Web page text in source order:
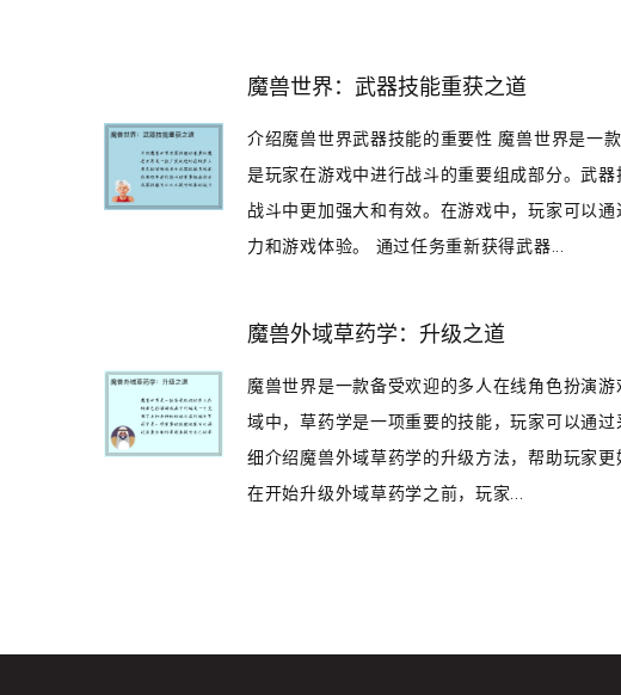
魔兽世界：武器技能重获之道
介绍魔兽世界武器技能的重要性 魔兽世界是一
是玩家在游戏中进行战斗的重要组成部分。武
战斗中更加强大和有效。在游戏中，玩家可以
力和游戏体验。 通过任务重新获得武器...
魔兽外域草药学：升级之道
魔兽世界是一款备受欢迎的多人在线角色扮演
域中，草药学是一项重要的技能，玩家可以通
细介绍魔兽外域草药学的升级方法，帮助玩家
在开始升级外域草药学之前，玩家...